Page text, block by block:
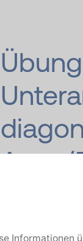
Arm-/
Beanspruchte